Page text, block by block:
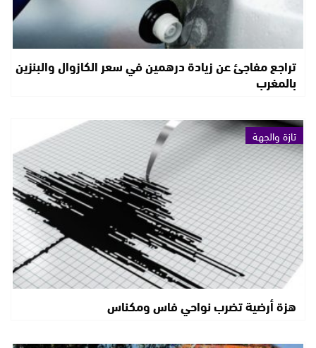
تراجع مفاجئ عن زيادة درهمين في سعر الكازوال والبنزين
بالمغرب
تازة والجهة
هزة أرضية تضرب نواحي فاس ومكناس